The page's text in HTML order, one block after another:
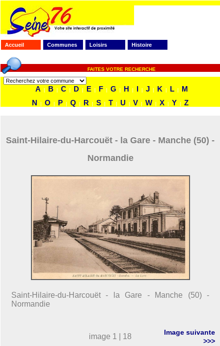
Accueil Communes Loisirs Histoire
FAITES VOTRE RECHERCHE
A | B | C | D | E | F | G | H | I | J | K | L |
M
N
| O | P | Q | R | S | T | U | V | W | X | Y | Z
Saint-Hilaire-du-Harcouët - la Gare - Manche (50) -
Normandie
Saint-Hilaire-du-Harcouët - la Gare - Manche (50) -
Normandie
image 1 | 18
Image suivante
>>>